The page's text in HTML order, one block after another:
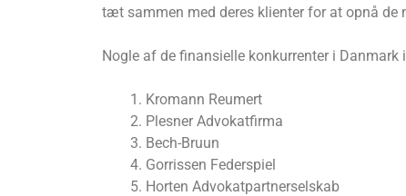
tæt sammen med deres klienter for at opnå
Nogle af de finansielle konkurrenter i Danmark
Kromann Reumert
Plesner Advokatfirma
Bech-Bruun
Gorrissen Federspiel
Horten Advokatpartnerselskab